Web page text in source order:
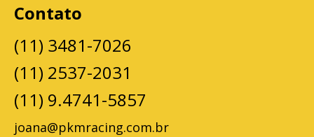
Contato
(11) 3481-7026
(11) 2537-2031
(11) 9.4741-5857
joana@pkmracing.com.br